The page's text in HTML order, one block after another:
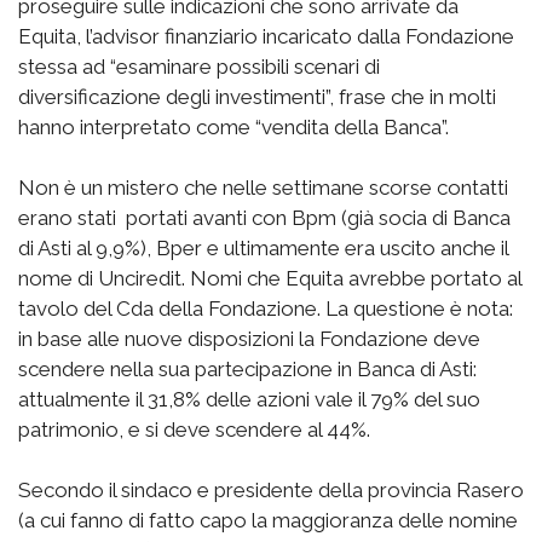
proseguire sulle indicazioni che sono arrivate da
Equita, l’advisor finanziario incaricato dalla Fondazione
stessa ad “esaminare possibili scenari di
diversificazione degli investimenti”, frase che in molti
hanno interpretato come “vendita della Banca”.
Non è un mistero che nelle settimane scorse contatti
erano stati portati avanti con Bpm (già socia di Banca
di Asti al 9,9%), Bper e ultimamente era uscito anche il
nome di Unciredit. Nomi che Equita avrebbe portato al
tavolo del Cda della Fondazione. La questione è nota:
in base alle nuove disposizioni la Fondazione deve
scendere nella sua partecipazione in Banca di Asti:
attualmente il 31,8% delle azioni vale il 79% del suo
patrimonio, e si deve scendere al 44%.
Secondo il sindaco e presidente della provincia Rasero
(a cui fanno di fatto capo la maggioranza delle nomine